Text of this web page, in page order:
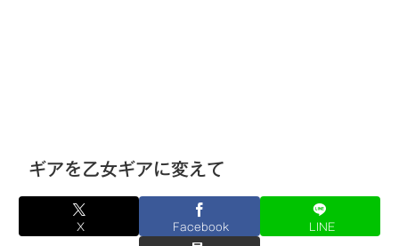
ギアを乙女ギアに変えて
X Facebook LINE